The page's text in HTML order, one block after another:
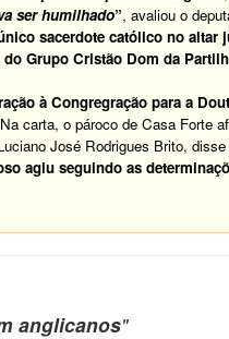
ser humilhado”, avaliou o
sacerdote católico no altar
do Grupo Cristão Dom da
à Congregração para a
carta, o pároco de Casa Forte
José Rodrigues Brito,
agiu seguindo as
anglicanos"